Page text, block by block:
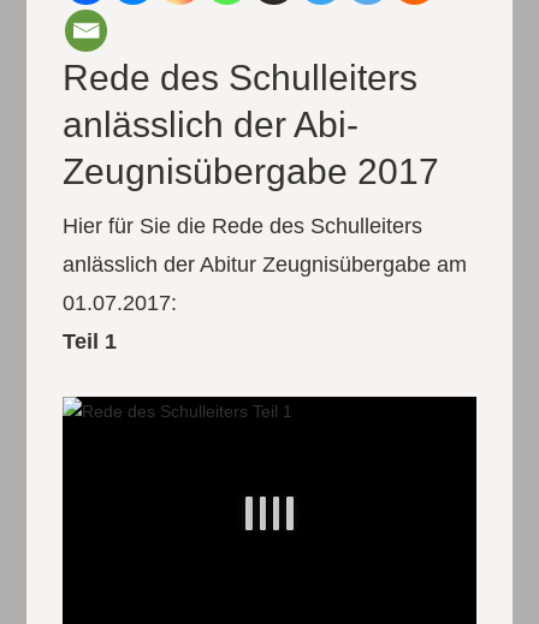
Rede des Schulleiters
anlässlich der Abi-
Zeugnisübergabe 2017
Hier für Sie die Rede des Schulleiters
anlässlich der Abitur Zeugnisübergabe am
01.07.2017:
Teil 1